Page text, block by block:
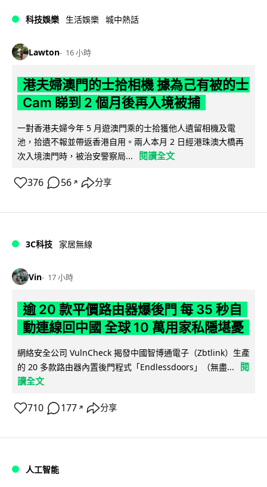
科技娛樂 生活娛樂 城中熱話
Lawton 16 小時
港夫婦澳門的士拾相機 據為己有被的士
Cam 睇到 2 個月後再入境被捕
一對香港夫婦今年 5 月遊澳門乘的士拾獲他人遺留相機及電
池，拾遺不報並帶返香港自用。兩人本月 2 日經港珠澳大橋再
次入境澳門時，被治安警察局...
閱讀全文
376 56 ↗ 分享
3C科技 家居無線
Vin 17 小時
逾 20 款平價路由器爆後門 每 35 秒自
動連線回中國 全球 10 萬用家私隱堪憂
網絡安全公司 VulnCheck 揭發中國智博通電子（Zbtlink）生產
的 20 多款路由器內置後門程式「Endlessdoors」（無盡...
閱
讀全文
710 177 ↗ 分享
人工智能